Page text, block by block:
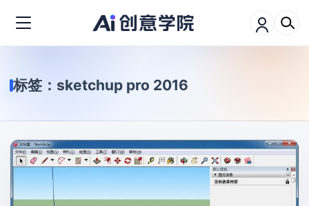
标签： sketchup pro 2016